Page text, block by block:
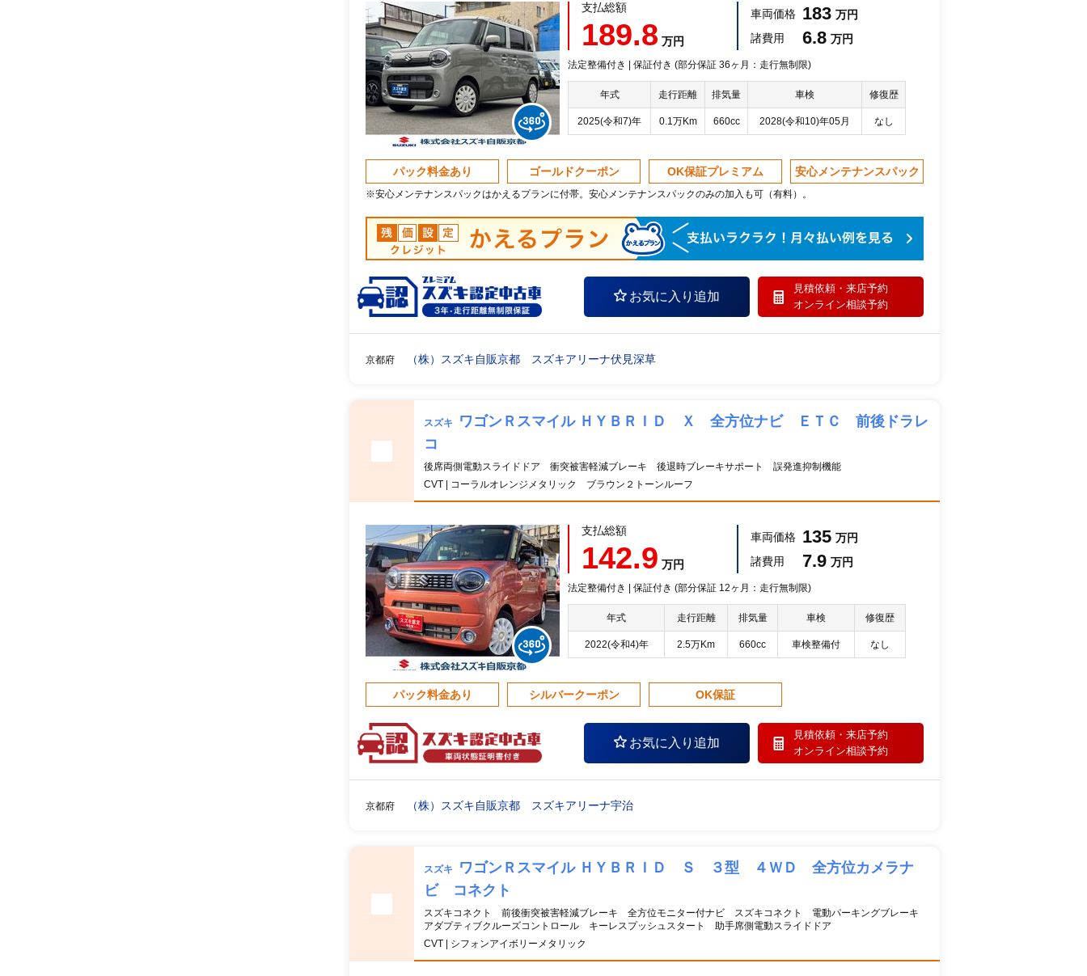
支払総額
189.8 万円
車両価格 183 万円
諸費用
6.8 万円
法定整備付き | 保証付き (部分保証 36ヶ月：走行無制限)
年式 走行距離 排気量 車検 修復歴
2025(令和7)年 0.1万Km 660cc 2028(令和10)年05月 なし
パック料金あり ゴールドクーポン OK保証プレミアム 安心メンテナンスパック
※安心メンテナンスパックはかえるプランに付帯。安心メンテナンスパックのみの加入も可（有料）。
お気に入り追加
見積依頼・ 来店予約
オンライン相談予約
京都府 （株）スズキ自販京都 スズキアリーナ伏見深草
スズキ
ワゴンＲスマイル ＨＹＢＲＩＤ Ｘ 全方位ナビ ＥＴＣ 前後ドラレ
コ
後席両側電動スライドドア 衝突被害軽減ブレーキ 後退時ブレーキサポート 誤発進抑制機能
CVT | コーラルオレンジメタリック ブラウン２トーンルーフ
支払総額
142.9 万円
車両価格 135 万円
諸費用
7.9 万円
法定整備付き | 保証付き (部分保証 12ヶ月：走行無制限)
年式 走行距離 排気量 車検 修復歴
2022(令和4)年 2.5万Km 660cc 車検整備付 なし
パック料金あり シルバークーポン OK保証
お気に入り追加
見積依頼・ 来店予約
オンライン相談予約
京都府 （株）スズキ自販京都 スズキアリーナ宇治
スズキ
ワゴンＲスマイル ＨＹＢＲＩＤ Ｓ ３型 ４ＷＤ 全方位カメラナ
ビ コネクト
スズキコネクト 前後衝突被害軽減ブレーキ 全方位モニター付ナビ スズキコネクト 電動パーキングブレーキ
アダプティブクルーズコントロール キーレスプッシュスタート 助手席側電動スライドドア
CVT | シフォンアイボリーメタリック